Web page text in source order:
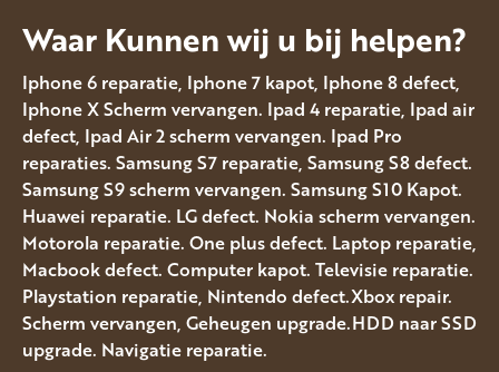
Waar Kunnen wij u bij helpen?
Iphone 6 reparatie, Iphone 7 kapot, Iphone 8 defect,
Iphone X Scherm vervangen. Ipad 4 reparatie, Ipad air
defect, Ipad Air 2 scherm vervangen. Ipad Pro
reparaties. Samsung S7 reparatie, Samsung S8 defect.
Samsung S9 scherm vervangen. Samsung S10 Kapot.
Huawei reparatie. LG defect. Nokia scherm vervangen.
Motorola reparatie. One plus defect. Laptop reparatie,
Macbook defect. Computer kapot. Televisie reparatie.
Playstation reparatie, Nintendo defect.Xbox repair.
Scherm vervangen, Geheugen upgrade.HDD naar SSD
upgrade. Navigatie reparatie.